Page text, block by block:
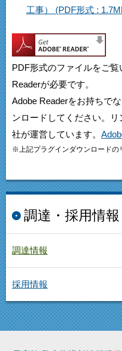
工事） (PDF形式 :
PDF形式のファイルをご
Readerが必要です。
Adobe Readerをお持ちで
ンロードしてください。
社が運営しています。
※上記プラグインダウンロードの
調達・採用情報
調達情報
採用情報